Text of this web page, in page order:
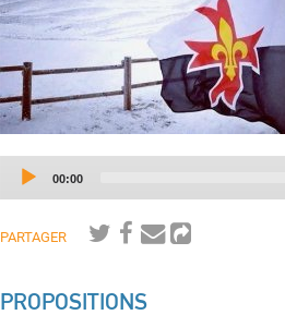
Current
00:00
PARTAGER
PROPOSITIONS